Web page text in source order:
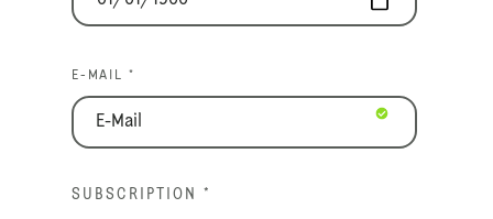
E-MAIL *
SUBSCRIPTION *